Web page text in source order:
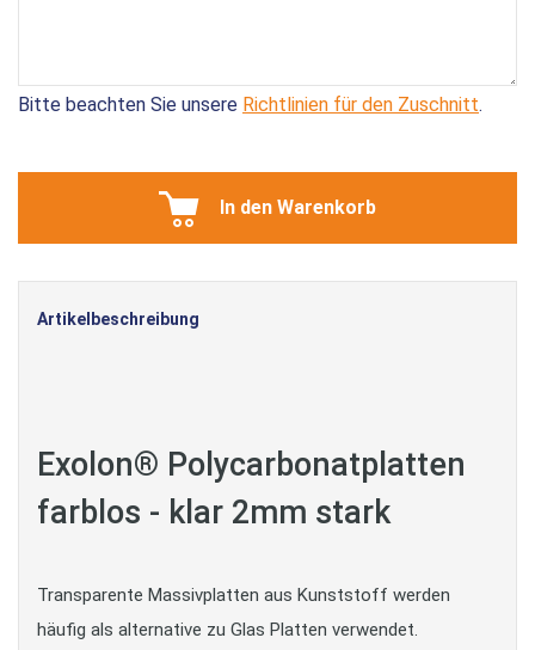
Bitte beachten Sie unsere Richtlinien für den Zuschnitt.
In den Warenkorb
Artikelbeschreibung
Exolon® Polycarbonatplatten
farblos - klar 2mm stark
Transparente Massivplatten aus Kunststoff werden
häufig als alternative zu Glas Platten verwendet.